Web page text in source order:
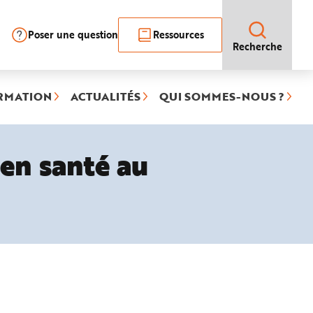
Poser une question
Ressources
Recherche
ACTUALITÉS QUI SOMMES-NOUS ?
santé au